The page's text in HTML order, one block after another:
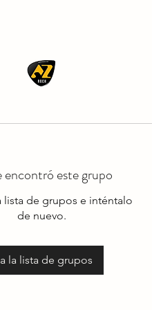
encontró este grupo
lista de grupos e inténtalo
de nuevo.
la lista de grupos